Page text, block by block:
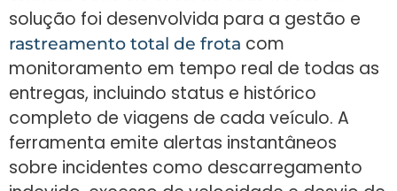
solução foi desenvolvida para a gestão e
rastreamento total de frota com
monitoramento em tempo real de todas as
entregas, incluindo status e histórico
completo de viagens de cada veículo. A
ferramenta emite alertas instantâneos
sobre incidentes como descarregamento